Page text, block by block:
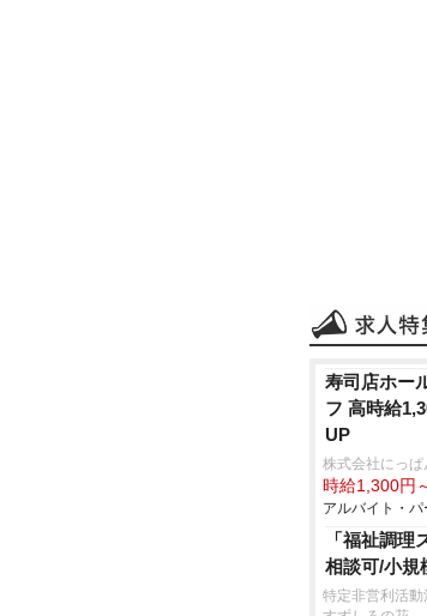
寿司店ホー
フ 高時給
UP
株式会社にっぱ
時給1,300円
アルバイト・
「福祉調理
相談可/小規
特定非営利活